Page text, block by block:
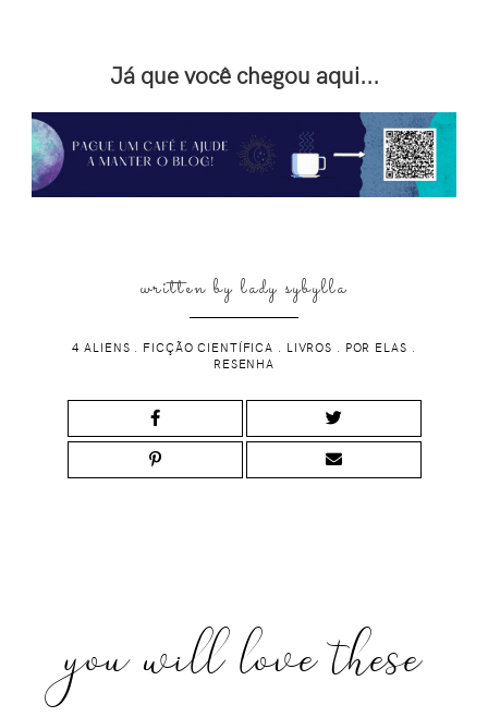
Já que você chegou aqui...
written bylady sybylla
4 ALIENS FICÇÃO CIENTÍFICA LIVROS POR ELAS
RESENHA
you will love these